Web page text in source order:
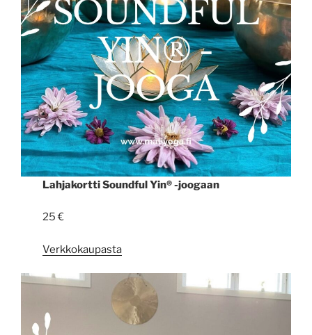
Lahjakortti Soundful Yin® -joogaan
25 €
Verkkokaupasta